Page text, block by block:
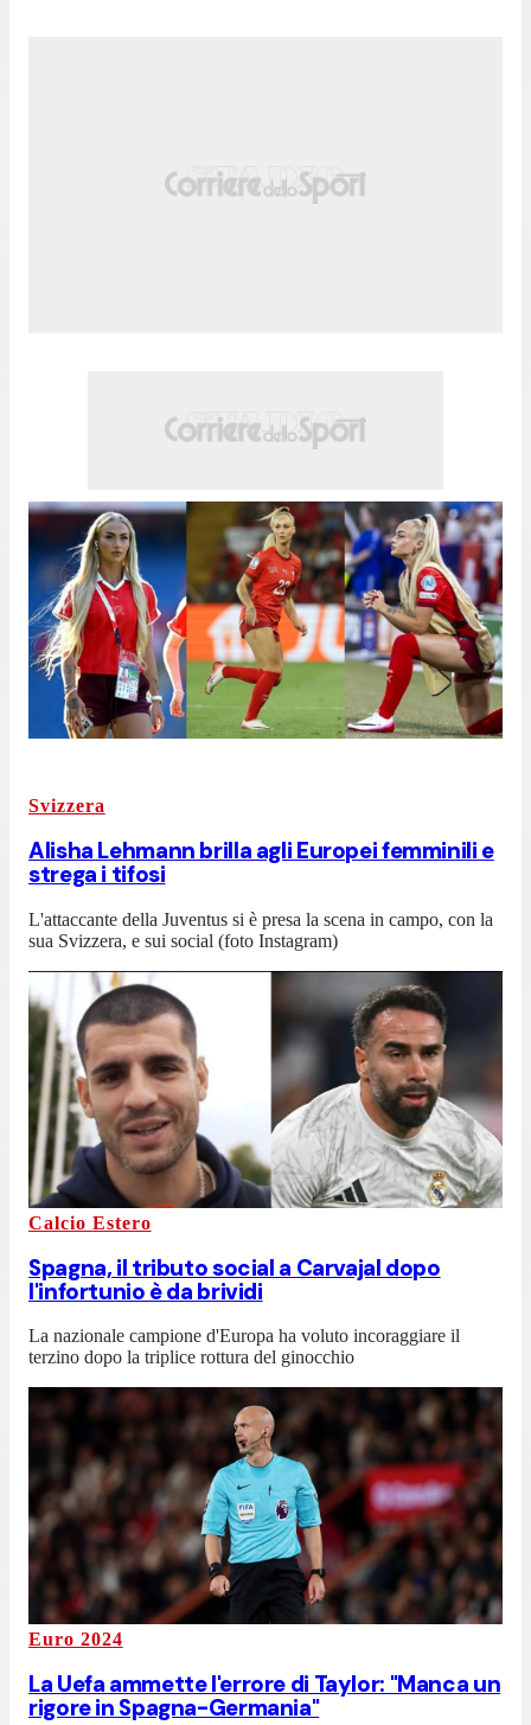
Svizzera
Alisha Lehmann brilla agli Europei femminili e
strega i tifosi
L'attaccante della Juventus si è presa la scena in campo, con la
sua Svizzera, e sui social (foto Instagram)
Calcio Estero
Spagna, il tributo social a Carvajal dopo
l'infortunio è da brividi
La nazionale campione d'Europa ha voluto incoraggiare il
terzino dopo la triplice rottura del ginocchio
Euro 2024
La Uefa ammette l'errore di Taylor: "Manca un
rigore in Spagna-Germania"